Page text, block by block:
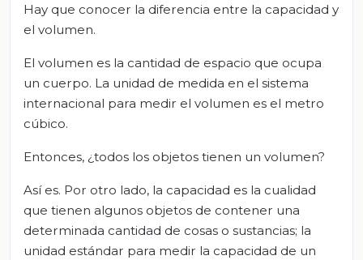
Hay que conocer la diferencia entre la capacidad y
el volumen.
El volumen es la cantidad de espacio que ocupa
un cuerpo. La unidad de medida en el sistema
internacional para medir el volumen es el metro
cúbico.
Entonces, ¿todos los objetos tienen un volumen?
Así es. Por otro lado, la capacidad es la cualidad
que tienen algunos objetos de contener una
determinada cantidad de cosas o sustancias; la
unidad estándar para medir la capacidad de un